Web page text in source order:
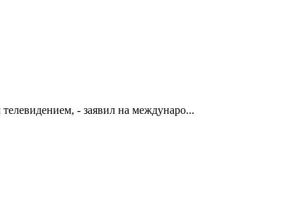
- заявил на междунаро...